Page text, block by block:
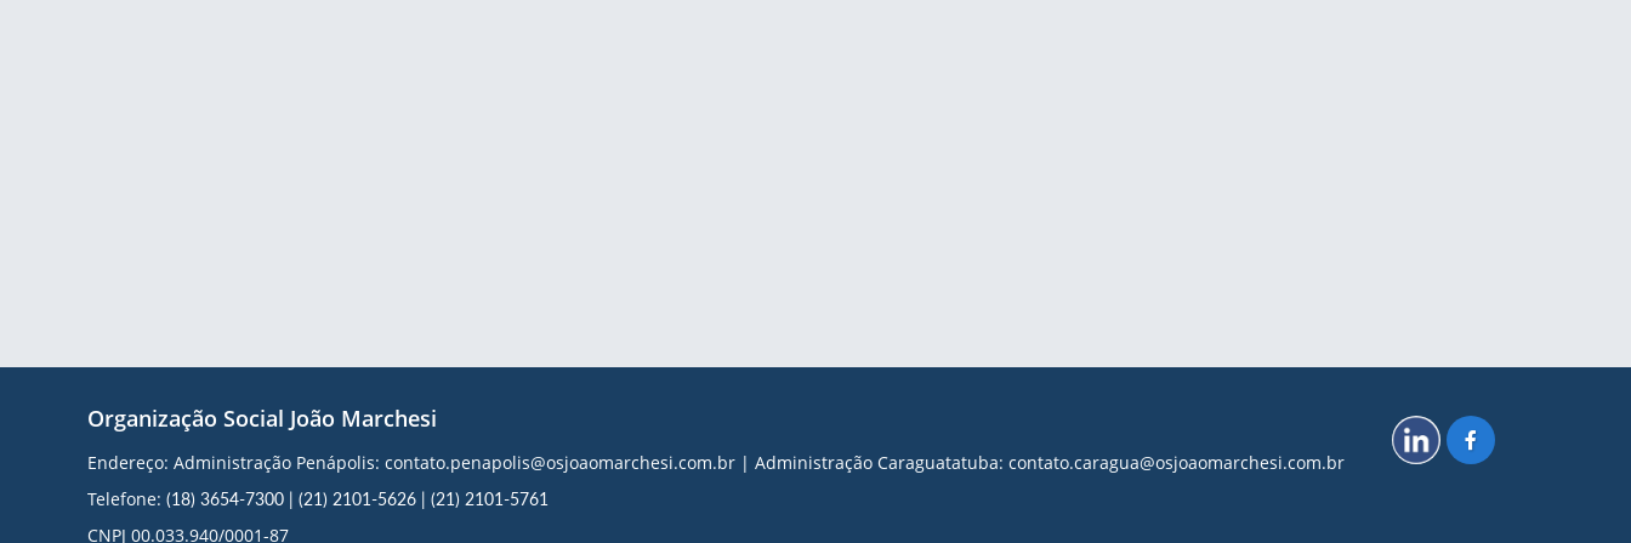
Organização Social João Marchesi
Endereço: Administração Penápolis: contato.penapolis@osjoaomarchesi.com.br | Administração Caraguatatuba: contato.caragua@osjoaomarchesi.com.br
Telefone: (18) 3654-7300 | (21) 2101-5626 | (21) 2101-5761
CNPJ 00.033.940/0001-87